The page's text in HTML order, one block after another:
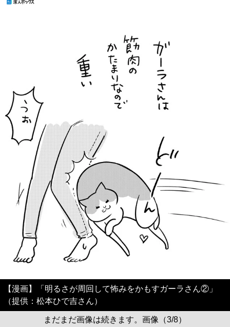
【漫画】「明るさが周回して怖みをかもすガーラさん②」
（提供：松本ひで吉さん）
まだまだ画像は続きます。画像（3/8）